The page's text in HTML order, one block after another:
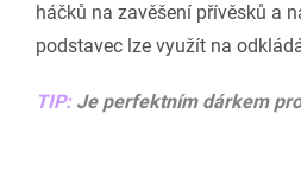
háčků na zavěšení přívěsků a
podstavec lze využít na
TIP: Je perfektním dárkem